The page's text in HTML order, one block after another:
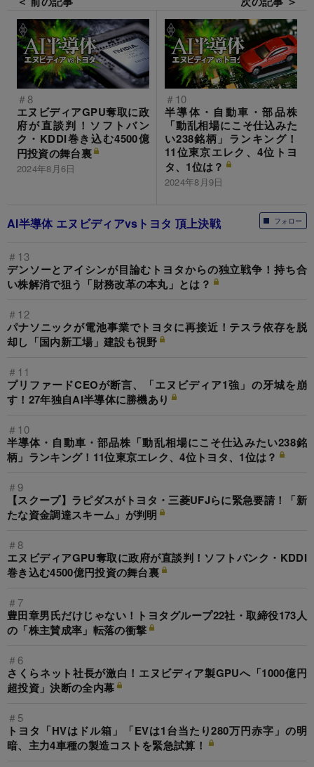
＃8
エヌビディアGPU奪取に政
府が直談判！ソフトバン
ク・KDDI巻き込む4500億
円投資の舞台裏
2024年8月6日
＃10
半導体・自動車・部品株
「動乱相場にこそ仕込みた
い238銘柄」ランキング！
11位東京エレク、4位トヨ
タ、1位は？
2024年8月9日
フォロー
AI半導体 エヌビディアvsトヨタ 頂上決戦
＃13
デンソーとアイシンが目論むトヨタからの独立戦争！持ち合
い株解消で狙う「財務改革の本丸」とは？
＃12
パナソニックが電池事業でトヨタに再接近！テスラ依存を脱
却し「国内新工場」建設も視野
＃11
プリファードCEOが断言、「エヌビディア1強」の牙城を崩
す！27年独自AI半導体に勝機あり
＃10
半導体・自動車・部品株「動乱相場にこそ仕込みたい238銘
柄」ランキング！11位東京エレク、4位トヨタ、1位は？
＃9
【スクープ】ラピダスがトヨタ・三菱UFJらに緊急要請！「新
たな資金調達スキーム」が判明
＃8
エヌビディアGPU奪取に政府が直談判！ソフトバンク・KDDI
巻き込む4500億円投資の舞台裏
＃7
豊田章男氏だけじゃない！トヨタグループ22社・取締役173人
の「株主賛成率」転落の衝撃
＃6
さくらネット社長が激白！エヌビディア製GPUへ「1000億円
超投資」決断の全内幕
＃5
トヨタ「HVはドル箱」「EVは1台当たり280万円赤字」の明
暗、主力4車種の製造コストを緊急試算！